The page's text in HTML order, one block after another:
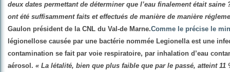
deux dates permettant de déterminer que l’eau finalement était saine
ont été suffisamment faits et effectués de manière de manière
Gaulon président de la CNL du Val-de Marne.Comme le précise le
légionellose causée par une bactérie nommée Legionella est une
contamination se fait par voie respiratoire, par inhalation d’eau
aérosol. « La létalité, bien que plus faible que par le passé, atteint 11